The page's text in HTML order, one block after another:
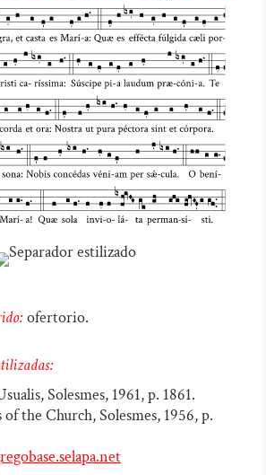
audio
ofertorio.
Solesmes, 1961, p. 1861.
of the Church, Solesmes, 1956, p.